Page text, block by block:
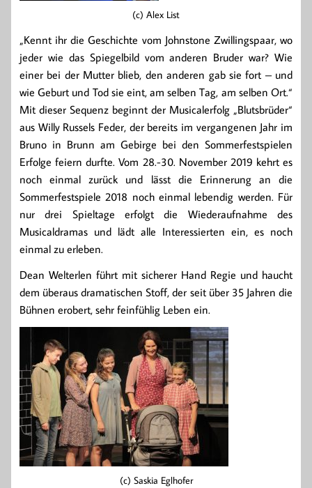
(c) Alex List
„Kennt ihr die Geschichte vom Johnstone Zwillingspaar, wo
jeder wie das Spiegelbild vom anderen Bruder war? Wie
einer bei der Mutter blieb, den anderen gab sie fort – und
wie Geburt und Tod sie eint, am selben Tag, am selben Ort.“
Mit dieser Sequenz beginnt der Musicalerfolg „Blutsbrüder“
aus Willy Russels Feder, der bereits im vergangenen Jahr im
Bruno in Brunn am Gebirge bei den Sommerfestspielen
Erfolge feiern durfte. Vom 28.-30. November 2019 kehrt es
noch einmal zurück und lässt die Erinnerung an die
Sommerfestspiele 2018 noch einmal lebendig werden. Für
nur drei Spieltage erfolgt die Wiederaufnahme des
Musicaldramas und lädt alle Interessierten ein, es noch
einmal zu erleben.
Dean Welterlen führt mit sicherer Hand Regie und haucht
dem überaus dramatischen Stoff, der seit über 35 Jahren die
Bühnen erobert, sehr feinfühlig Leben ein.
(c) Saskia Eglhofer